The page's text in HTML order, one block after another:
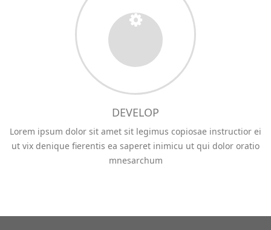
DEVELOP
Lorem ipsum dolor sit amet sit legimus copiosae instructior ei
ut vix denique fierentis ea saperet inimicu ut qui dolor oratio
mnesarchum